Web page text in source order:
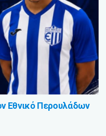
Εθνικό Περουλάδων